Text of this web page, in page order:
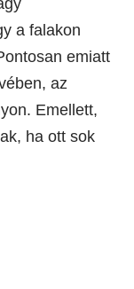
a falakon
emiatt
az
Emellett,
ha ott sok